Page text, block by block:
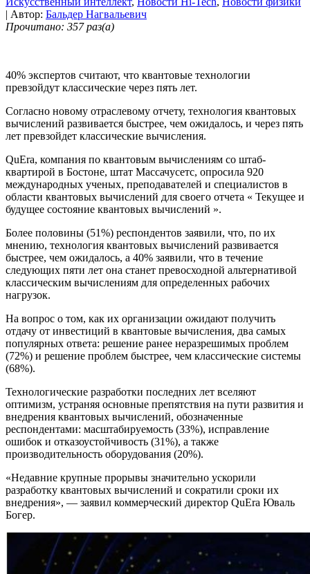
| Автор: Бальдер Нагвальевич
Прочитано: 357 раз(а)
40% экспертов считают, что квантовые технологии
превзойдут классические через пять лет.
Согласно новому отраслевому отчету, технология квантовых
вычислений развивается быстрее, чем ожидалось, и через пять
лет превзойдет классические вычисления.
QuEra, компания по квантовым вычислениям со штаб-
квартирой в Бостоне, штат Массачусетс, опросила 920
международных ученых, преподавателей и специалистов в
области квантовых вычислений для своего отчета « Текущее и
будущее состояние квантовых вычислений ».
Более половины (51%) респондентов заявили, что, по их
мнению, технология квантовых вычислений развивается
быстрее, чем ожидалось, а 40% заявили, что в течение
следующих пяти лет она станет превосходной альтернативой
классическим вычислениям для определенных рабочих
нагрузок.
На вопрос о том, как их организации ожидают получить
отдачу от инвестиций в квантовые вычисления, два самых
популярных ответа: решение ранее неразрешимых проблем
(72%) и решение проблем быстрее, чем классические системы
(68%).
Технологические разработки последних лет вселяют
оптимизм, устраняя основные препятствия на пути развития и
внедрения квантовых вычислений, обозначенные
респондентами: масштабируемость (33%), исправление
ошибок и отказоустойчивость (31%), а также
производительность оборудования (20%).
«Недавние крупные прорывы значительно ускорили
разработку квантовых вычислений и сократили сроки их
внедрения», — заявил коммерческий директор QuEra Юваль
Богер.